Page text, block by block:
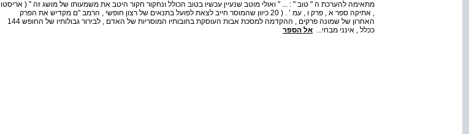
מתאימה להערכת ה " טוב " : ... " ואולי מוטב שנעיין עכשיו בטוב הכולל ונחקור חקור היטב את משמעותו של מושג זה " ( אריסטו
, אתיקה ספר א , פרק ו , עמ ’ . ( 20 כיוון שהמוסר חייב לצאת לפועל בתנאים של רצון חופשי , הרמב "ם מקדיש את הפרק
האחרון של שמונה פרקים , ההקדמה למסכת אבות העוסקת בחובותיו המוסריות של האדם , לבירור גבולותיו של החופש 144
ככלל , אינני מבחי... אל הספר